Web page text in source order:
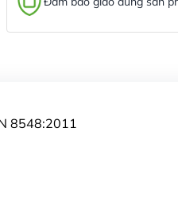
8548:2011